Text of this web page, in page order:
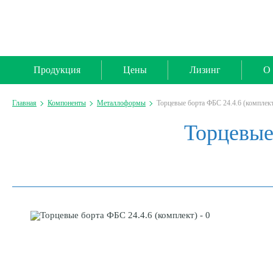
Продукция Цены Лизинг О
Главная Компоненты Металлоформы Торцевые борта ФБС 24.4.6